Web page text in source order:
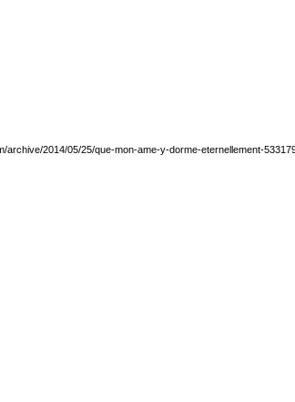
archive/2014/05/25/que-mon-ame-y-dorme-eternellement-